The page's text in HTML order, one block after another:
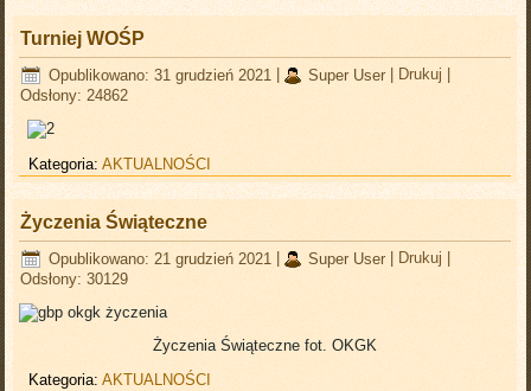
Turniej WOŚP
Opublikowano: 31 grudzień 2021 Super User| Drukuj
Odsłony: 24862
Kategoria:AKTUALNOŚCI
Życzenia Świąteczne
Opublikowano: 21 grudzień 2021 Super User Drukuj
Odsłony: 30129
Życzenia Świąteczne fot. OKGK
Kategoria:AKTUALNOŚCI